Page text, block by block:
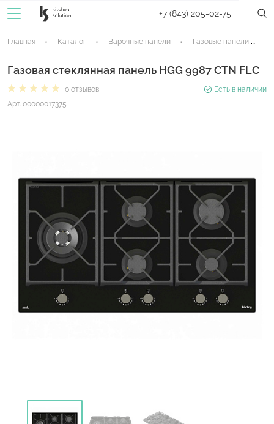
+7 (843) 205-02-75
Главная Каталог Варочные панели Газовые панели
Газовая стеклянная панель HGG 9987 CTN FLC
0 отзывов
Есть в наличии
Арт. 00000017375